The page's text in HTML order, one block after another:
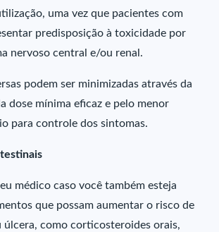
uma vez que pacientes com
predisposição à toxicidade por
nervoso central e/ou renal.
podem ser minimizadas através da
dose mínima eficaz e pelo menor
para controle dos sintomas.
médico caso você também esteja
que possam aumentar o risco de
úlcera, como corticosteroides orais,